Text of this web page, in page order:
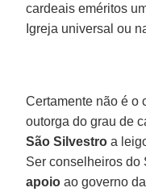
cardeais eméritos
Igreja universal ou
Certamente não é o
outorga do grau de
São Silvestro a
Ser conselheiros do
apoio ao governo